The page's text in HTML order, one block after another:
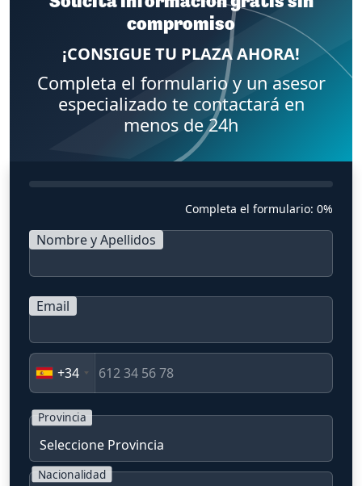
compromiso
¡CONSIGUE TU PLAZA AHORA!
Completa el formulario y un asesor
especializado te contactará en
menos de 24h
Completa el formulario: 0%
Nombre y Apellidos
Email
+34
Provincia
Nacionalidad